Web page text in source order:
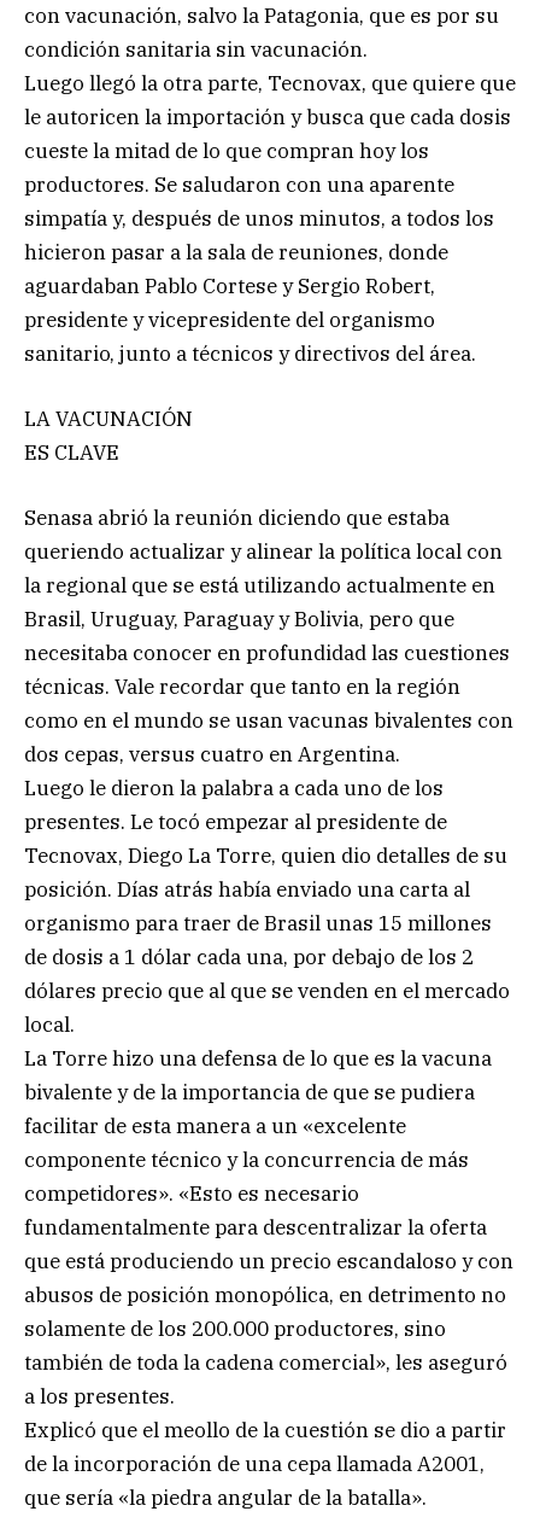
con vacunación, salvo la Patagonia, que es por su
condición sanitaria sin vacunación.
Luego llegó la otra parte, Tecnovax, que quiere que
le autoricen la importación y busca que cada dosis
cueste la mitad de lo que compran hoy los
productores. Se saludaron con una aparente
simpatía y, después de unos minutos, a todos los
hicieron pasar a la sala de reuniones, donde
aguardaban Pablo Cortese y Sergio Robert,
presidente y vicepresidente del organismo
sanitario, junto a técnicos y directivos del área.
LA VACUNACIÓN
ES CLAVE
Senasa abrió la reunión diciendo que estaba
queriendo actualizar y alinear la política local con
la regional que se está utilizando actualmente en
Brasil, Uruguay, Paraguay y Bolivia, pero que
necesitaba conocer en profundidad las cuestiones
técnicas. Vale recordar que tanto en la región
como en el mundo se usan vacunas bivalentes con
dos cepas, versus cuatro en Argentina.
Luego le dieron la palabra a cada uno de los
presentes. Le tocó empezar al presidente de
Tecnovax, Diego La Torre, quien dio detalles de su
posición. Días atrás había enviado una carta al
organismo para traer de Brasil unas 15 millones
de dosis a 1 dólar cada una, por debajo de los 2
dólares precio que al que se venden en el mercado
local.
La Torre hizo una defensa de lo que es la vacuna
bivalente y de la importancia de que se pudiera
facilitar de esta manera a un «excelente
componente técnico y la concurrencia de más
competidores». «Esto es necesario
fundamentalmente para descentralizar la oferta
que está produciendo un precio escandaloso y con
abusos de posición monopólica, en detrimento no
solamente de los 200.000 productores, sino
también de toda la cadena comercial», les aseguró
a los presentes.
Explicó que el meollo de la cuestión se dio a partir
de la incorporación de una cepa llamada A2001,
que sería «la piedra angular de la batalla».